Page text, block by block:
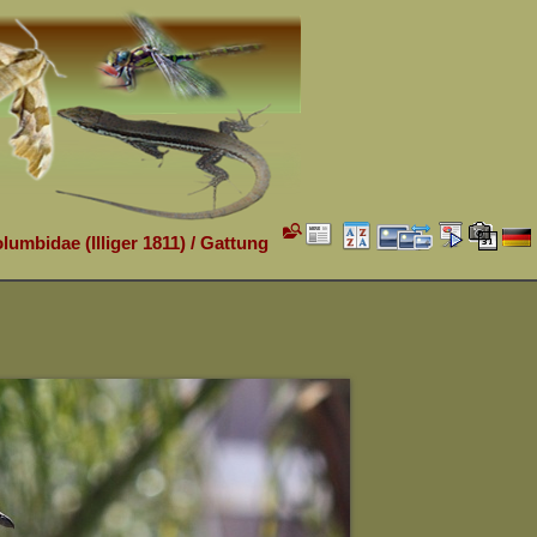
(Illiger 1811) / Gattung